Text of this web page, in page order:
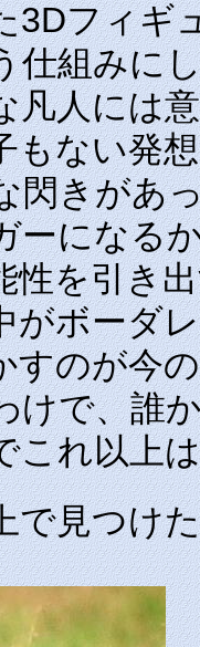
3Dフィギ
仕組みに
凡人には
もない発
閃きがあ
ーになる
性を引き
がボーダ
すのが今
けで、誰
これ以上
で見つけ